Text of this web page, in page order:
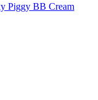
Piggy BB Cream